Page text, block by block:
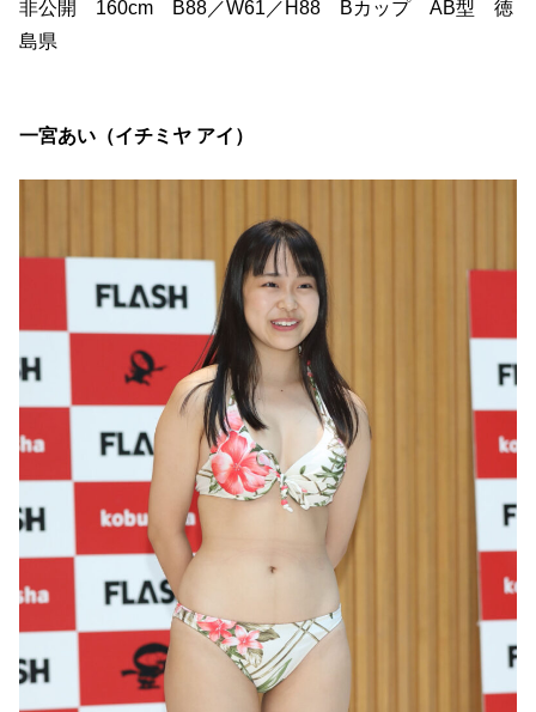
非公開 160cm B88／W61／H88 Bカップ AB型 徳
島県
一宮あい（イチミヤ アイ）